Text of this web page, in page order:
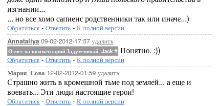
изгнании...
... но все хомо сапиенс родственники так или иначе...)
Обратиться - Ответить - К полной версии
Annataliya 09-02-2012-17:57 удалить
Ответ на комментарий Задумчивый_Jack # Понятно. :))
Обратиться - Ответить - К полной версии
Мария_Сова 12-02-2012-01:59 удалить
Страшно жить в кромешной тьме под землей... а еще и
воевать... Эти люди настоящие герои!
Обратиться - Ответить - К полной версии